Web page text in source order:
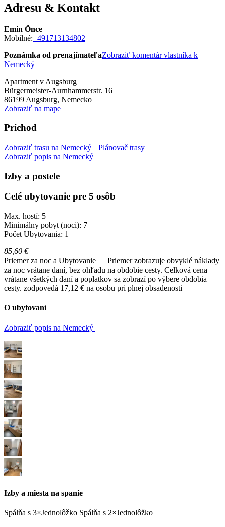
Adresu & Kontakt
Emin Önce
Mobilné:+491713134802
Poznámka od prenajímateľaZobraziť komentár vlastníka k
Nemecký
Apartment v Augsburg
Bürgermeister-Aurnhammerstr. 16
86199 Augsburg, Nemecko
Zobraziť na mape
Príchod
Zobraziť trasu na Nemecký
Plánovač trasy
Zobraziť popis na Nemecký
Izby a postele
Celé ubytovanie pre 5 osôb
Max. hostí: 5
Minimálny pobyt (noci): 7
Počet Ubytovania: 1
85,60 €
Priemer za noc a Ubytovanie
Priemer zobrazuje obvyklé náklady
za noc vrátane daní, bez ohľadu na obdobie cesty. Celková cena
vrátane všetkých daní a poplatkov sa zobrazí po výbere obdobia
cesty. zodpovedá 17,12 € na osobu pri plnej obsadenosti
O ubytovaní
Zobraziť popis na Nemecký
Izby a miesta na spanie
Spálňa s 3×Jednolôžko Spálňa s 2×Jednolôžko